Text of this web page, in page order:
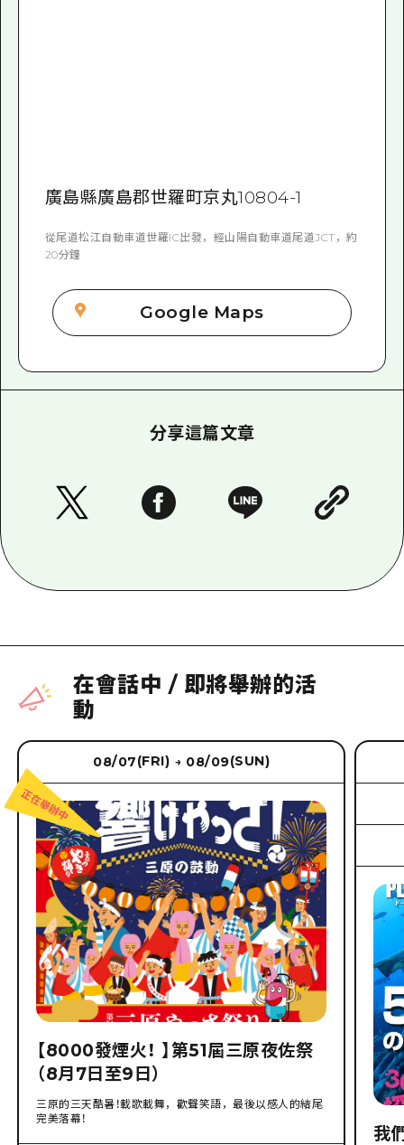
廣島縣廣島郡世羅町京丸10804-1
從尾道松江自動車道世羅IC出發，經山陽自動車道尾道JCT，約
20分鐘
Google Maps
分享這篇文章
在會話中 / 即將舉辦的活
動
08/07(FRI) → 08/09(SUN)
【8000發煙火！ 】第51屆三原夜佐祭
（8月7日至9日）
三原的三天酷暑！載歌載舞，歡聲笑語，最後以感人的結尾
完美落幕！
我